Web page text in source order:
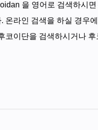
을 영어로 검색하시
라인 검색을 하실 경우
코이단을 검색하시거나